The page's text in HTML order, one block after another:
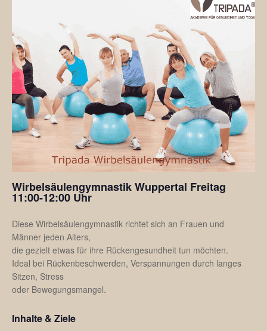
Wirbelsäulengymnastik Wuppertal Freitag
11:00-12:00 Uhr
Diese Wirbelsäulengymnastik richtet sich an Frauen und
Männer jeden Alters,
die gezielt etwas für ihre Rückengesundheit tun möchten.
Ideal bei Rückenbeschwerden, Verspannungen durch langes
Sitzen, Stress
oder Bewegungsmangel.
Inhalte & Ziele